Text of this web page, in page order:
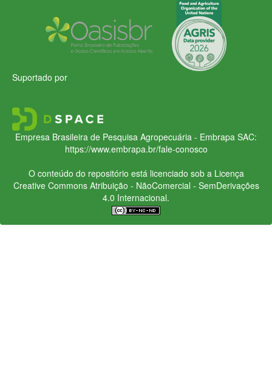
Suportado por
Empresa Brasileira de Pesquisa Agropecuária - Embrapa SAC:
https://www.embrapa.br/fale-conosco
O conteúdo do repositório está licenciado sob a Licença
Creative CommonsAtribuição - NãoComercial - SemDerivações
4.0 Internacional.